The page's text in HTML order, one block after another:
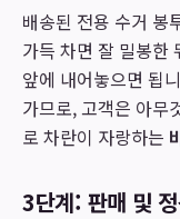
배송된 전용 수거 봉
가득 차면 잘 밀봉한
앞에 내어놓으면 됩
가므로, 고객은 아무
로 차란이 자랑하는
3단계: 판매 및